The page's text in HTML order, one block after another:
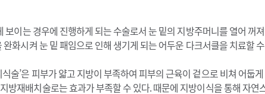
보이는 경우에 진행하게 되는 수술로서 눈 밑의 지방주머니를 열어
화시켜 눈 밑 패임으로 인해 생기게 되는 어두운 다크서클을 치료할
술’은 피부가 얇고 지방이 부족하여 피부의 근육이 겉으로 비쳐 어둡
방재배치술로는 효과가 부족할 수 있다. 때문에 지방이식을 통해 자